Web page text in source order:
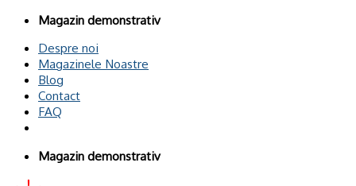
OmitețiMagazin demonstrativ
Despre noi
Magazinele Noastre
Blog
Contact
FAQ
Magazin demonstrativ